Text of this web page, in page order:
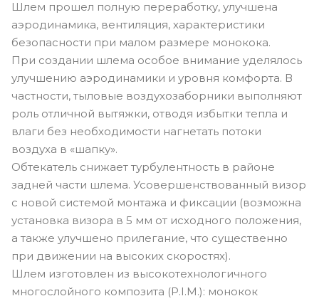
Шлем прошел полную переработку, улучшена
аэродинамика, вентиляция, характеристики
безопасности при малом размере монокока.
При создании шлема особое внимание уделялось
улучшению аэродинамики и уровня комфорта. В
частности, тыловые воздухозаборники выполняют
роль отличной вытяжки, отводя избытки тепла и
влаги без необходимости нагнетать потоки
воздуха в «шапку».
Обтекатель снижает турбулентность в районе
задней части шлема. Усовершенствованный визор
с новой системой монтажа и фиксации (возможна
установка визора в 5 мм от исходного положения,
а также улучшено прилегание, что существенно
при движении на высоких скоростях).
Шлем изготовлен из высокотехнологичного
многослойного композита (P.I.M.): монокок